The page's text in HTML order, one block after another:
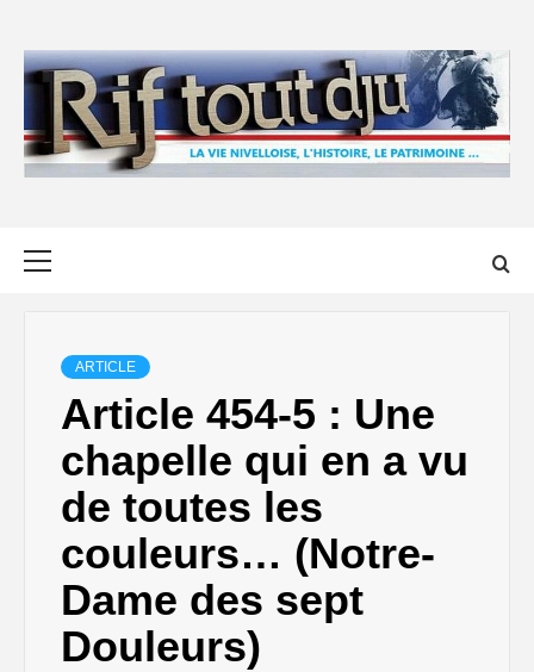
content
ARTICLE
Article 454-5 : Une
chapelle qui en a vu
de toutes les
couleurs… (Notre-
Dame des sept
Douleurs)